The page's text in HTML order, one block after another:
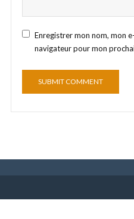
Enregistrer mon nom, mon
navigateur pour mon